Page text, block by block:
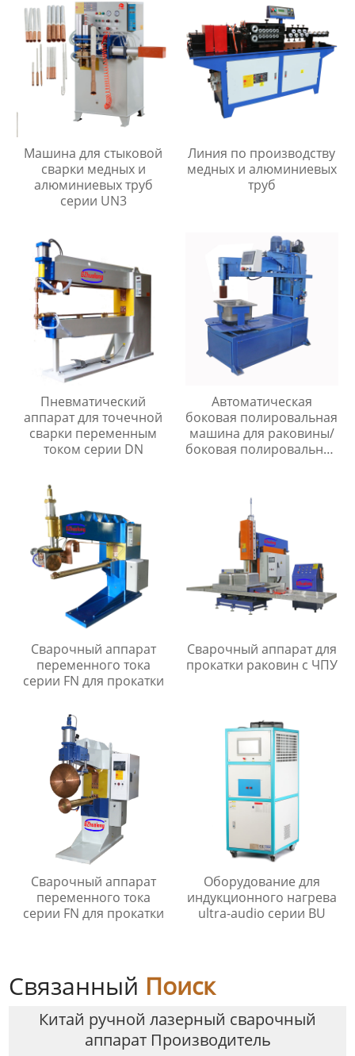
Машина для стыковой
сварки медных и
алюминиевых труб
серии UN3
Линия по производству
медных и алюминиевых
труб
Пневматический
аппарат для точечной
сварки переменным
током серии DN
Автоматическая
боковая полировальная
машина для раковины/
боковая полировальная
Сварочный аппарат
переменного тока
серии FN для прокатки
Сварочный аппарат для
прокатки раковин с ЧПУ
Сварочный аппарат
переменного тока
серии FN для прокатки
Оборудование для
индукционного нагрева
ultra-audio серии BU
Связанный Поиск
Китай ручной лазерный сварочный
аппарат Производитель